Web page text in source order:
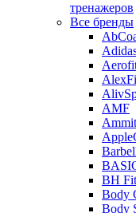
тренажеров
Все бренды
AMF
BH
Body
Body